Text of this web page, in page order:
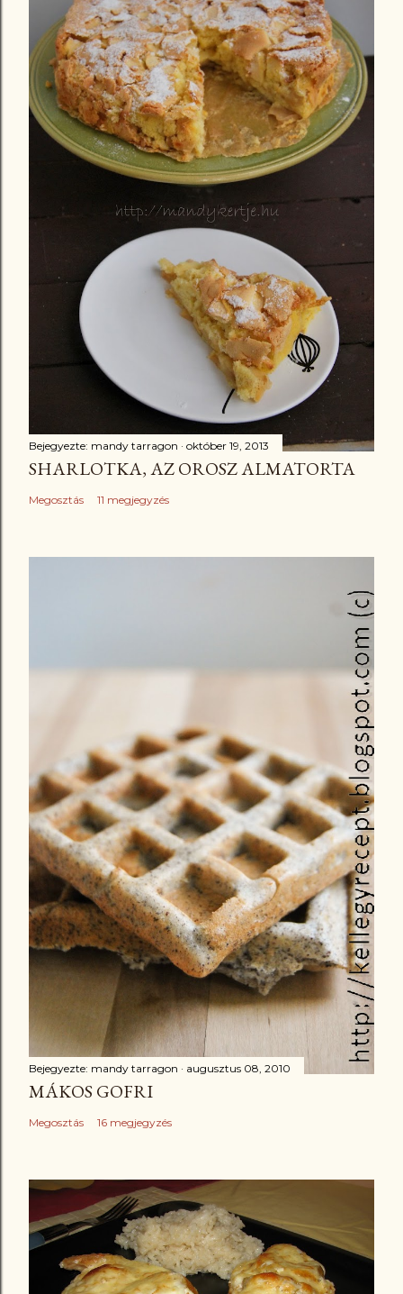
Bejegyezte: mandy tarragon október 19, 2013
SHARLOTKA, AZ OROSZ ALMATORTA
Megosztás 11 megjegyzés
Bejegyezte: mandy tarragon augusztus 08, 2010
MÁKOS GOFRI
Megosztás 16 megjegyzés